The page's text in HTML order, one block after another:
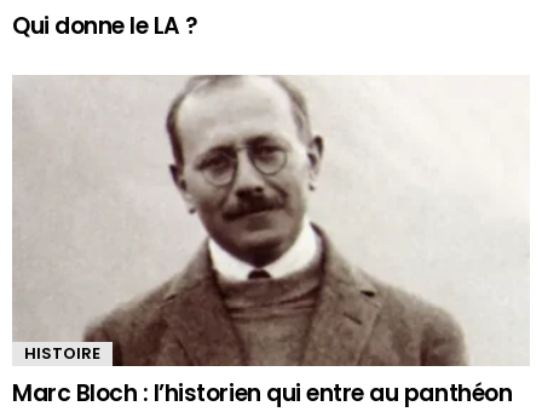
Qui donne le LA ?
HISTOIRE
Marc Bloch : l’historien qui entre au panthéon